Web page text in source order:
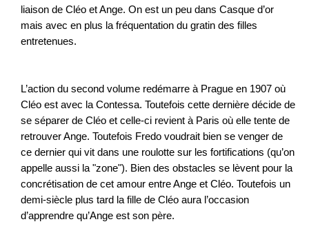
liaison de Cléo et Ange. On est un peu dans Casque d’or
mais avec en plus la fréquentation du gratin des filles
entretenues.
L’action du second volume redémarre à Prague en 1907 où
Cléo est avec la Contessa. Toutefois cette dernière décide de
se séparer de Cléo et celle-ci revient à Paris où elle tente de
retrouver Ange. Toutefois Fredo voudrait bien se venger de
ce dernier qui vit dans une roulotte sur les fortifications (qu’on
appelle aussi la "zone"). Bien des obstacles se lèvent pour la
concrétisation de cet amour entre Ange et Cléo. Toutefois un
demi-siècle plus tard la fille de Cléo aura l’occasion
d’apprendre qu’Ange est son père.